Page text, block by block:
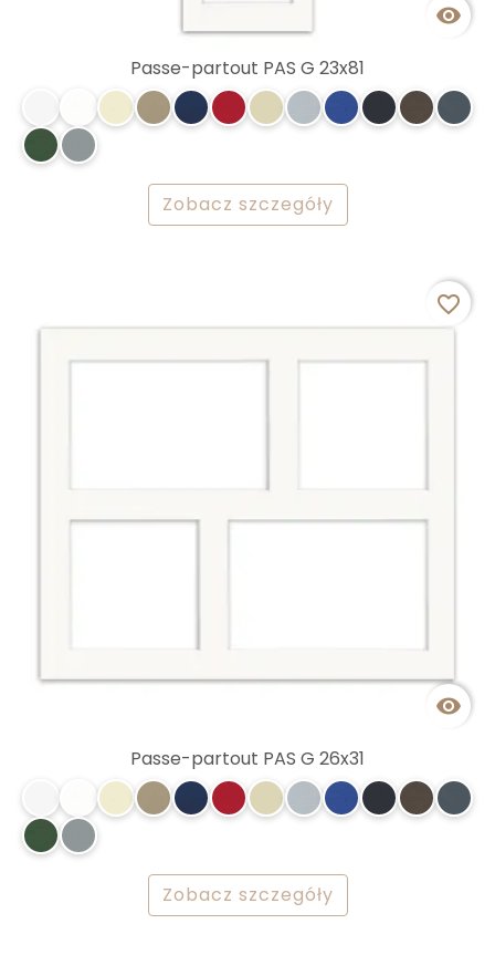

Passe-partout PAS G 23x81
Zobacz szczegóły

favorite_border
Passe-partout PAS G 26x31
Zobacz szczegóły